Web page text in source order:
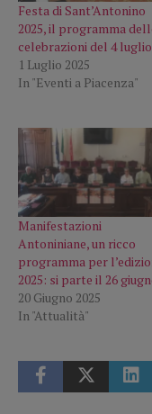
Festa di Sant’Antonino
2025, il programma
celebrazioni del 4 luglio
1 Luglio 2025
In "Eventi a Piacenza"
Manifestazioni
Antoniniane, un ricco
programma per
2025: si parte il 26
20 Giugno 2025
In "Attualità"